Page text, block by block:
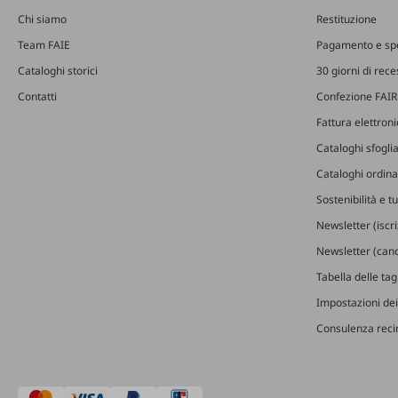
Chi siamo
Team FAIE
Cataloghi storici
Contatti
Restituzione
Pagamento e
30 giorni di
Confezione FAIR
Fattura
Cataloghi
Cataloghi
Sostenibilità e
Newsletter
Newsletter
Tabella delle
Impostazioni
Consulenza